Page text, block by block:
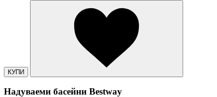
КУПИ
Надуваеми басейни Bestway